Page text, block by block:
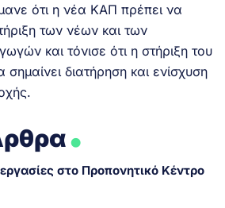
ότι η νέα ΚΑΠ πρέπει να
των νέων και των
και τόνισε ότι η στήριξη του
διατήρηση και ενίσχυση
.
στο Προπονητικό Κέντρο